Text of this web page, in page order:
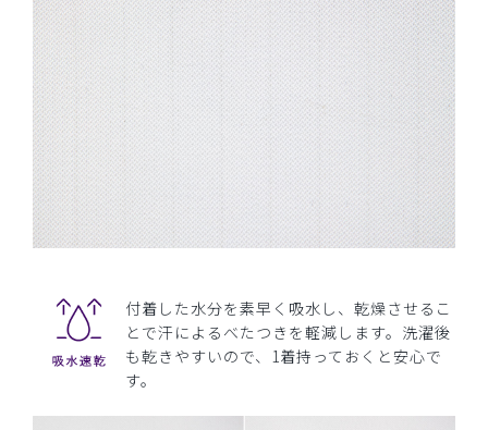
付着した水分を素早く吸水し、乾燥させるこ
とで汗によるべたつきを軽減します。洗濯後
も乾きやすいので、1着持っておくと安心で
す。